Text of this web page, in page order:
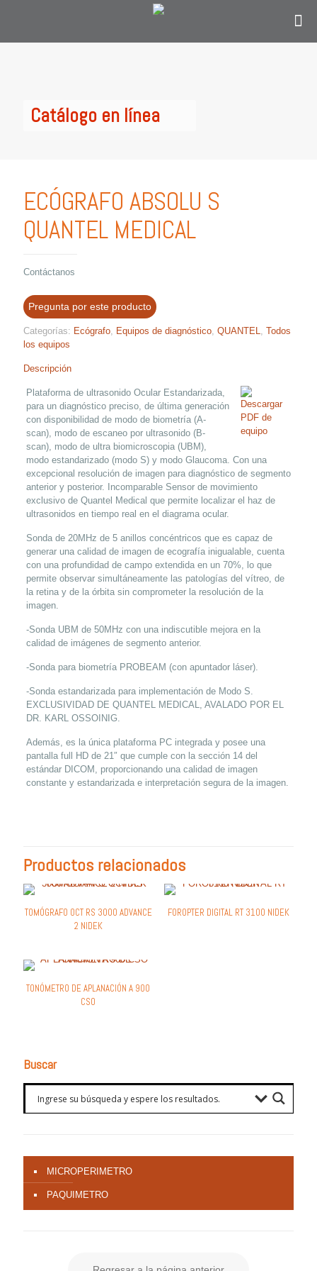
Catálogo en línea
ECÓGRAFO ABSOLU S
QUANTEL MEDICAL
Contáctanos
Pregunta por este producto
Categorías: Ecógrafo Equipos de diagnóstico QUANTEL
Todos
los equipos
Descripción
Plataforma de ultrasonido Ocular Estandarizada,
para un diagnóstico preciso, de última generación
con disponibilidad de modo de biometría (A-
scan), modo de escaneo por ultrasonido (B-
scan), modo de ultra biomicroscopia (UBM),
modo estandarizado (modo S) y modo Glaucoma. Con una
excepcional resolución de imagen para diagnóstico de segmento
anterior y posterior. Incomparable Sensor de movimiento
exclusivo de Quantel Medical que permite localizar el haz de
ultrasonidos en tiempo real en el diagrama ocular.
Sonda de 20MHz de 5 anillos concéntricos que es capaz de
generar una calidad de imagen de ecografía inigualable, cuenta
con una profundidad de campo extendida en un 70%, lo que
permite observar simultáneamente las patologías del vítreo, de
la retina y de la órbita sin comprometer la resolución de la
imagen.
-Sonda UBM de 50MHz con una indiscutible mejora en la
calidad de imágenes de segmento anterior.
-Sonda para biometría PROBEAM (con apuntador láser).
-Sonda estandarizada para implementación de Modo S.
EXCLUSIVIDAD DE QUANTEL MEDICAL, AVALADO POR EL
DR. KARL OSSOINIG.
Además, es la única plataforma PC integrada y posee una
pantalla full HD de 21″ que cumple con la sección 14 del
estándar DICOM, proporcionando una calidad de imagen
constante y estandarizada e interpretación segura de la imagen.
Productos relacionados
TOMÓGRAFO OCT RS 3000 ADVANCE
2 NIDEK
FOROPTER DIGITAL RT 3100 NIDEK
TONÓMETRO DE APLANACIÓN A 900
CSO
Buscar
MICROPERIMETRO
PAQUIMETRO
solo si eres personal en el área de
administrativo del sector salud y estás en